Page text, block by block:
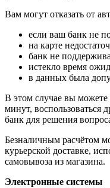
Вам могут отказать от
если ваш банк не
на карте
банк не
истекло время
в данных была
В этом случае вы можете
минут, воспользоваться
банк для решения
Безналичным расчётом
курьерской доставке,
самовывоза из магазина.
Электронные системы